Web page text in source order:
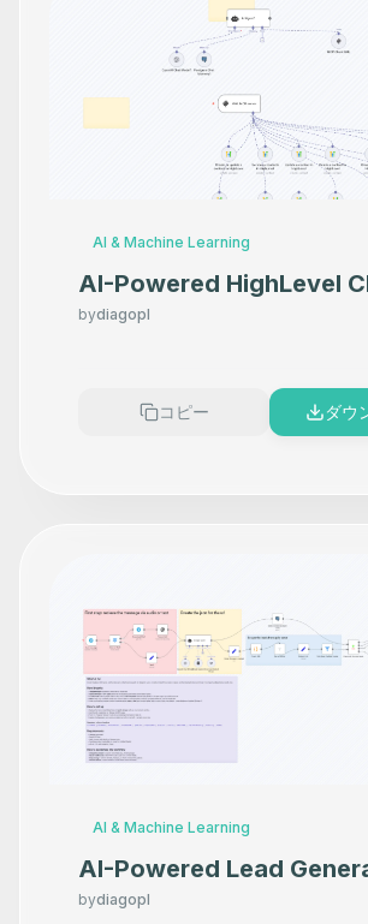
AI & Machine Learning
AI-Powered HighLevel
Automation with GPT
bydiagopl
コピー ダウ
AI & Machine Learning
AI-Powered Lead
with Apollo, GPT-4, and
bydiagopl